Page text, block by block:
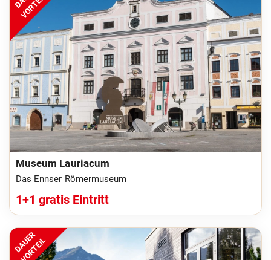
VORTEIL
Museum Lauriacum
Das Ennser Römermuseum
1+1 gratis Eintritt
DAUER
VORTEIL